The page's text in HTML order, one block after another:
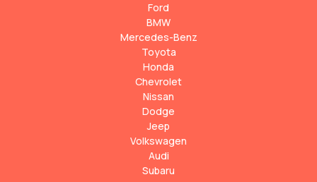
Ford
BMW
Mercedes-Benz
Toyota
Honda
Chevrolet
Nissan
Dodge
Jeep
Volkswagen
Audi
Subaru